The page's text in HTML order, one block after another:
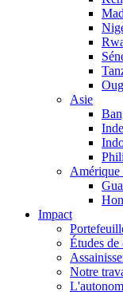
Asie
Inde
Amérique
Impact
Études de
Notre